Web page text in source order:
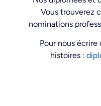
Vous trouverez
nominations
Pour nous
histoires :